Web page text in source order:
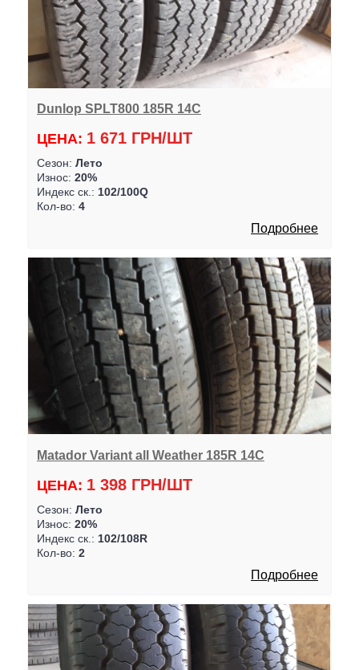
Dunlop SPLT800 185R 14C
ЦЕНА: 1 671 ГРН/ШТ
Сезон: Лето
Износ: 20%
Индекс ск.: 102/100Q
Кол-во: 4
Подробнее
Matador Variant all Weather 185R 14C
ЦЕНА: 1 398 ГРН/ШТ
Сезон: Лето
Износ: 20%
Индекс ск.: 102/108R
Кол-во: 2
Подробнее